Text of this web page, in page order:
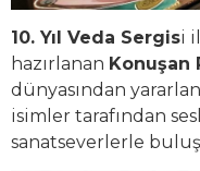
10. Yıl Veda Sergisi
hazırlanan Konuşan
dünyasından
isimler tarafından
sanatseverlerle